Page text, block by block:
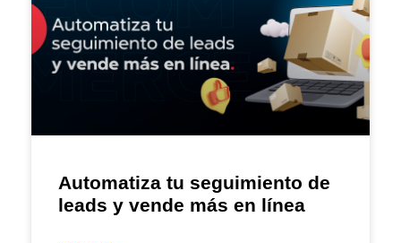
Automatiza tu seguimiento de
leads y vende más en línea